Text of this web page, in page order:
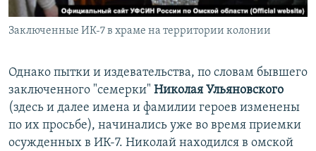
Заключенные ИК-7 в храме на территории колонии
Однако пытки и издевательства, по словам бывшего
заключенного "семерки" Николая Ульяновского
(здесь и далее имена и фамилии героев изменены
по их просьбе), начинались уже во время приемки
осужденных в ИК-7. Николай находился в омской